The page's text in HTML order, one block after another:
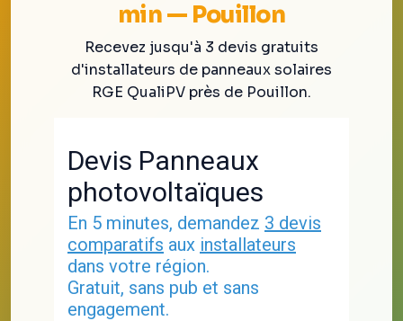
min — Pouillon
Recevez jusqu'à 3 devis gratuits
d'installateurs de panneaux solaires
RGE QualiPV près de Pouillon.
Devis Panneaux
photovoltaïques
En 5 minutes, demandez 3 devis
comparatifs aux installateurs
dans votre région.
Gratuit, sans pub et sans
engagement.